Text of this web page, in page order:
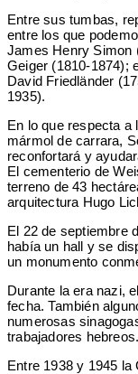
Entre sus tumbas,
entre los que
James Henry Simon
Geiger (1810-1874);
David Friedländer
1935).
En lo que respecta
mármol de carrara,
reconfortará y
El cementerio de
terreno de 43
arquitectura Hugo
El 22 de septiembre
había un hall y se
un monumento
Durante la era nazi,
fecha. También
numerosas
trabajadores hebreos.
Entre 1938 y 1945